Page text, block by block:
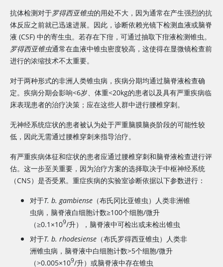
抗体检测对于罗得西亚锥虫的用处不大，因为通常在产生强烈的抗
体反应之前就已迅速进展。因此，诊断依赖光镜下检测血液或脑脊
液 (CSF) 中的寄生虫。若存在下疳，可通过抽取下疳液检测锥虫。
罗得西亚锥虫通常在血液中锥虫密度较高，这使得在显微镜检查前
进行的浓缩技术不太重要。
对于两种形式的非洲人类锥虫病，疾病分期均通过脑脊液检查确
定。疾病分期会影响<6岁、体重<20kg的患者以及具有严重疾病临
床表现患者的治疗决策；应在这些人群中进行腰椎穿刺。
无神经系统症状的患者被认为处于严重脑膜脑炎阶段的可能性较
低，因此无需通过腰椎穿刺来指导治疗。
有严重疾病体征和症状的患者应通过腰椎穿刺和脑脊液检查进行评
估。这一步至关重要，因为治疗方案的选择取决于中枢神经系统
（CNS）是否受累。重症疾病的实验室诊断依据以下参数进行：
对于T. b. gambiense （布氏冈比亚锥虫）人类非洲锥
虫病，脑脊液白细胞计数≥100个细胞/微升
（≥0.1×109/升），脑脊液中可检出或未检出锥虫
对于T. b. rhodesiense （布氏罗得西亚锥虫）人类非
洲锥虫病，脑脊液中白细胞计数>5个细胞/微升
（>0.005×109/升）或脑脊液中存在锥虫